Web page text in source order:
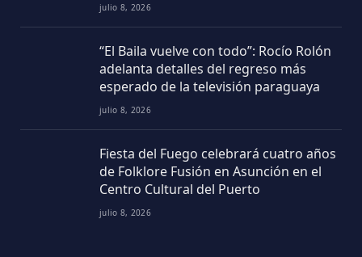
julio 8, 2026
“El Baila vuelve con todo”: Rocío Rolón
adelanta detalles del regreso más
esperado de la televisión paraguaya
julio 8, 2026
Fiesta del Fuego celebrará cuatro años
de Folklore Fusión en Asunción en el
Centro Cultural del Puerto
julio 8, 2026